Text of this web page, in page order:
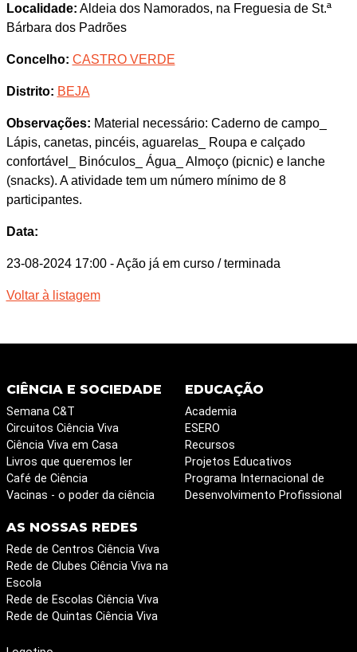
Localidade: Aldeia dos Namorados, na Freguesia de St.ª
Bárbara dos Padrões
Concelho: CASTRO VERDE
Distrito: BEJA
Observações: Material necessário: Caderno de campo_
Lápis, canetas, pincéis, aguarelas_ Roupa e calçado
confortável_ Binóculos_ Água_ Almoço (picnic) e lanche
(snacks). A atividade tem um número mínimo de 8
participantes.
Data:
23-08-2024 17:00 - Ação já em curso / terminada
Voltar à listagem
CIÊNCIA E SOCIEDADE
Semana C&T
Circuitos Ciência Viva
Ciência Viva em Casa
Livros que queremos ler
Café de Ciência
Vacinas - o poder da ciência
EDUCAÇÃO
Academia
ESERO
Recursos
Projetos Educativos
Programa Internacional de
Desenvolvimento Profissional
AS NOSSAS REDES
Rede de Centros Ciência Viva
Rede de Clubes Ciência Viva na
Escola
Rede de Escolas Ciência Viva
Rede de Quintas Ciência Viva